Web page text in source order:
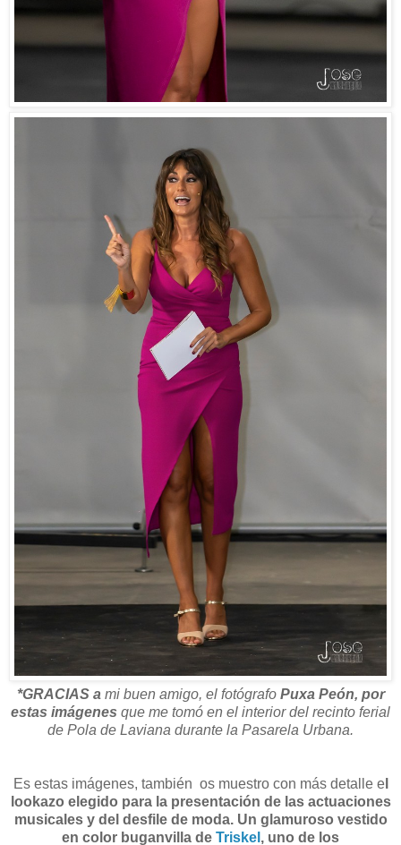
*GRACIAS a mi buen amigo, el fotógrafo Puxa Peón, por
estas imágenes que me tomó en el interior del recinto ferial
de Pola de Laviana durante la Pasarela Urbana.
Es estas imágenes, también os muestro con más detalle el
lookazo elegido para la presentación de las actuaciones
musicales y del desfile de moda. Un glamuroso vestido
en color buganvilla de Triskel , uno de los